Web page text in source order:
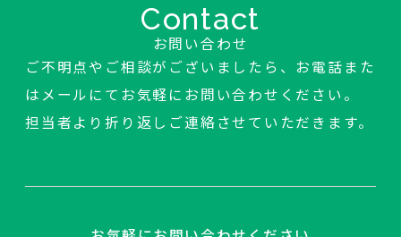
お問い合わせ
Contact
ご不明点やご相談がございましたら、お電話また
はメールにてお気軽にお問い合わせください。
担当者より折り返しご連絡させていただきます。